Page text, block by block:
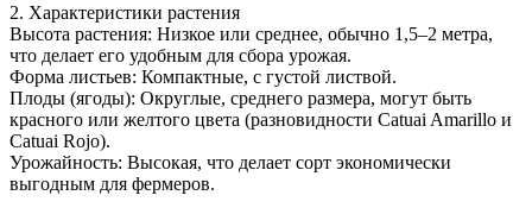
2. Характеристики растения
Высота растения: Низкое или среднее, обычно 1,5–2 метра,
что делает его удобным для сбора урожая.
Форма листьев: Компактные, с густой листвой.
Плоды (ягоды): Округлые, среднего размера, могут быть
красного или желтого цвета (разновидности Catuai Amarillo и
Catuai Rojo).
Урожайность: Высокая, что делает сорт экономически
выгодным для фермеров.